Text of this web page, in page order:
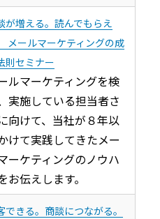
が増える。読んでもらえ
メールマーケティングの成
則セミナー
ルマーケティングを検
実施している担当者さ
向けて、当社が８年以
けて実践してきたメー
ーケティングのノウハ
お伝えします。
できる。商談につながる。